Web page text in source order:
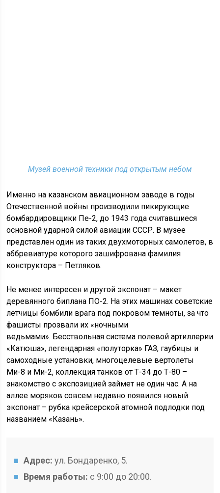
Музей военной техники под открытым небом
Именно на казанском авиационном заводе в годы
Отечественной войны производили пикирующие
бомбардировщики Пе-2, до 1943 года считавшиеся
основной ударной силой авиации СССР. В музее
представлен один из таких двухмоторных самолетов, в
аббревиатуре которого зашифрована фамилия
конструктора – Петляков.
Не менее интересен и другой экспонат – макет
деревянного биплана ПО-2. На этих машинах советские
летчицы бомбили врага под покровом темноты, за что
фашисты прозвали их «ночными
ведьмами». Бесствольная система полевой артиллерии
«Катюша», легендарная «полуторка» ГАЗ, гаубицы и
самоходные установки, многоцелевые вертолеты
Ми-8 и Ми-2, коллекция танков от Т-34 до Т-80 –
знакомство с экспозицией займет не один час. А на
аллее моряков совсем недавно появился новый
экспонат – рубка крейсерской атомной подлодки под
названием «Казань».
Адрес: ул. Бондаренко, 5.
Время работы: с 9:00 до 20:00.